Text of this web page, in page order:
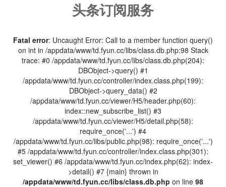
头条订阅服务
Fatal error: Uncaught Error: Call to a member function query()
on int in /appdata/www/td.fyun.cc/libs/class.db.php:98 Stack
trace: #0 /appdata/www/td.fyun.cc/libs/class.db.php(204):
DBObject->query() #1
/appdata/www/td.fyun.cc/controller/index.class.php(199):
DBObject->query_data() #2
/appdata/www/td.fyun.cc/viewer/H5/header.php(60):
index::new_subscribe_list() #3
/appdata/www/td.fyun.cc/viewer/H5/detail.php(58):
require_once('...') #4
/appdata/www/td.fyun.cc/libs/public.php(98): require_once('...')
#5 /appdata/www/td.fyun.cc/controller/index.class.php(301):
set_viewer() #6 /appdata/www/td.fyun.cc/index.php(62): index-
>detail() #7 {main} thrown in
/appdata/www/td.fyun.cc/libs/class.db.php on line 98